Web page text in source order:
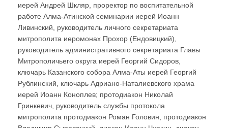
иерей Андрей Шкляр, проректор по воспитательной
работе Алма-Атинской семинарии иерей Иоанн
Ливинский, руководитель личного секретариата
митрополита иеромонах Прохор (Ендовицкий),
руководитель административного секретариата Главы
Митрополичьего округа иерей Георгий Сидоров,
ключарь Казанского собора Алма-Аты иерей Георгий
Рублинский, ключарь Адриано-Наталиевского храма
иерей Иоанн Коноплев; протодиакон Николай
Гринкевич, руководитель службы протокола
митрополита протодиакон Роман Головин, протодиакон